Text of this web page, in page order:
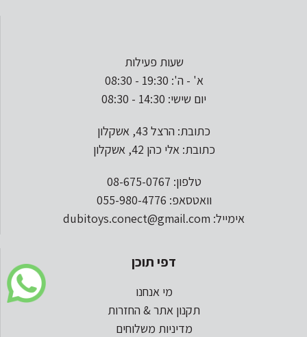
שעות פעילות
א' - ה': 19:30 - 08:30
יום שישי: 14:30 - 08:30
כתובת: הרצל 43, אשקלון
כתובת: אלי כהן 42, אשקלון
טלפון: 08-675-0767
וואטסאפ: 055-980-4776
אימייל: dubitoys.conect@gmail.com
דפי תוכן
מי אנחנו
תקנון אתר & החזרות
מדיניות משלוחים